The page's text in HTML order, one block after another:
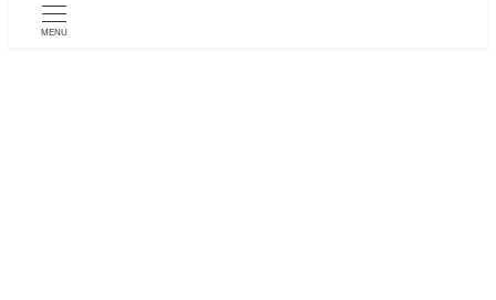
MENU